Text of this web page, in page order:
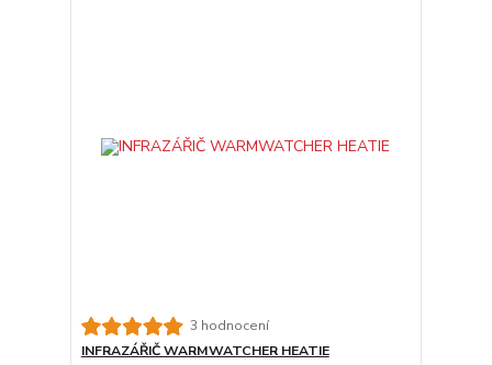
3 hodnocení
INFRAZÁŘIČ WARMWATCHER HEATIE